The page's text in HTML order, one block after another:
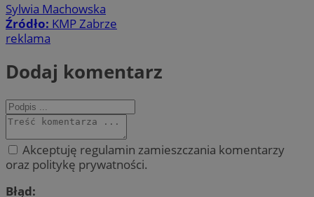
Sylwia Machowska
Źródło: KMP Zabrze
reklama
Dodaj komentarz
Akceptuję regulamin zamieszczania komentarzy
oraz politykę prywatności.
Błąd: